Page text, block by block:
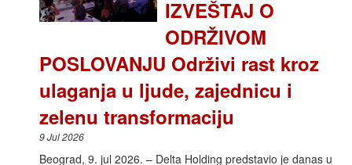
IZVEŠTAJ O
ODRŽIVOM
POSLOVANJU Održivi rast kroz
ulaganja u ljude, zajednicu i
zelenu transformaciju
9 Jul 2026
Beograd, 9. jul 2026. – Delta Holding predstavio je danas u